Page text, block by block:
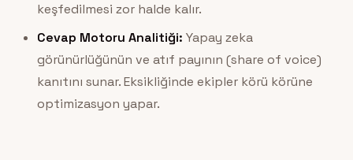
keşfedilmesi zor halde kalır.
Cevap Motoru Analitiği: Yapay zeka
görünürlüğünün ve atıf payının (share of voice)
kanıtını sunar. Eksikliğinde ekipler körü körüne
optimizasyon yapar.